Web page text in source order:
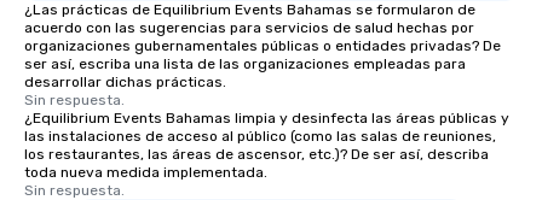
¿Las prácticas de Equilibrium Events Bahamas se formularon de
acuerdo con las sugerencias para servicios de salud hechas por
organizaciones gubernamentales públicas o entidades privadas? De
ser así, escriba una lista de las organizaciones empleadas para
desarrollar dichas prácticas.
Sin respuesta.
¿Equilibrium Events Bahamas limpia y desinfecta las áreas públicas y
las instalaciones de acceso al público (como las salas de reuniones,
los restaurantes, las áreas de ascensor, etc.)? De ser así, describa
toda nueva medida implementada.
Sin respuesta.